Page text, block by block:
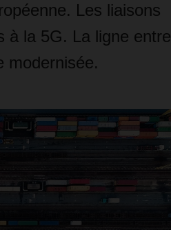
Les liaisons
à la 5G. La ligne entre
modernisée.